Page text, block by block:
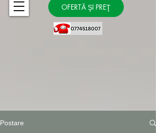
OFERTĂ ŞI PREŢ
Postare